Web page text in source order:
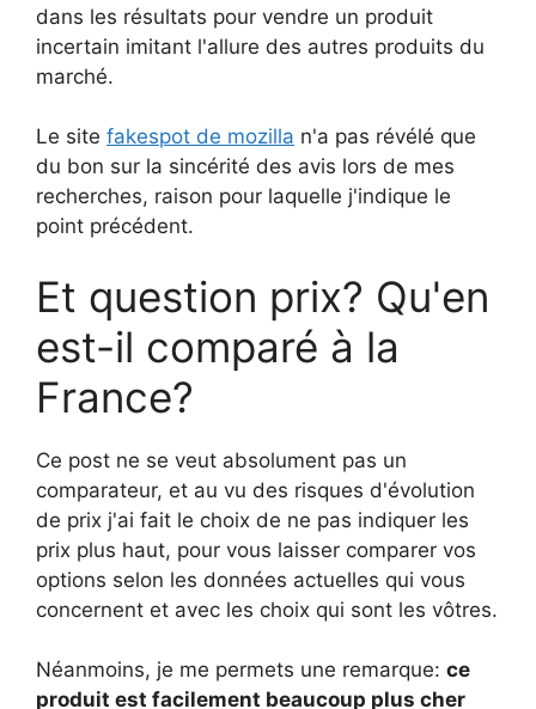
dans les résultats pour vendre un produit
incertain imitant l'allure des autres produits du
marché.
Le site fakespot de mozilla n'a pas révélé que
du bon sur la sincérité des avis lors de mes
recherches, raison pour laquelle j'indique le
point précédent.
Et question prix? Qu'en
est-il comparé à la
France?
Ce post ne se veut absolument pas un
comparateur, et au vu des risques d'évolution
de prix j'ai fait le choix de ne pas indiquer les
prix plus haut, pour vous laisser comparer vos
options selon les données actuelles qui vous
concernent et avec les choix qui sont les vôtres.
Néanmoins, je me permets une remarque: ce
produit est facilement beaucoup plus cher